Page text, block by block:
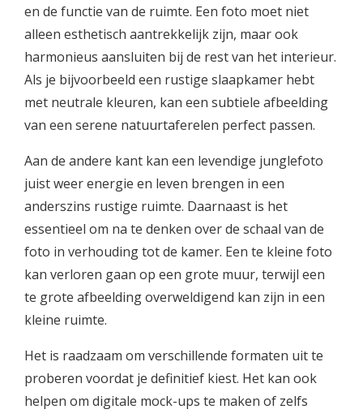
en de functie van de ruimte. Een foto moet niet
alleen esthetisch aantrekkelijk zijn, maar ook
harmonieus aansluiten bij de rest van het interieur.
Als je bijvoorbeeld een rustige slaapkamer hebt
met neutrale kleuren, kan een subtiele afbeelding
van een serene natuurtaferelen perfect passen.
Aan de andere kant kan een levendige junglefoto
juist weer energie en leven brengen in een
anderszins rustige ruimte. Daarnaast is het
essentieel om na te denken over de schaal van de
foto in verhouding tot de kamer. Een te kleine foto
kan verloren gaan op een grote muur, terwijl een
te grote afbeelding overweldigend kan zijn in een
kleine ruimte.
Het is raadzaam om verschillende formaten uit te
proberen voordat je definitief kiest. Het kan ook
helpen om digitale mock-ups te maken of zelfs